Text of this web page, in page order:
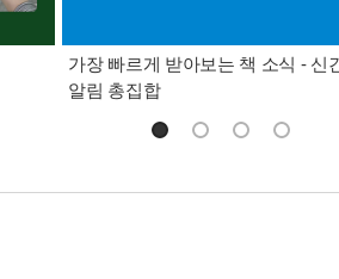
가장 빠르게 받아보는 책 소식 - 신
알림 총집합